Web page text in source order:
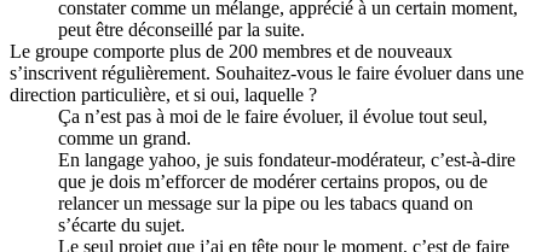
constater comme un mélange, apprécié à un certain moment,
peut être déconseillé par la suite.
Le groupe comporte plus de 200 membres et de nouveaux
s’inscrivent régulièrement. Souhaitez-vous le faire évoluer dans une
direction particulière, et si oui, laquelle ?
Ça n’est pas à moi de le faire évoluer, il évolue tout seul,
comme un grand.
En langage yahoo, je suis fondateur-modérateur, c’est-à-dire
que je dois m’efforcer de modérer certains propos, ou de
relancer un message sur la pipe ou les tabacs quand on
s’écarte du sujet.
Le seul projet que j’ai en tête pour le moment, c’est de faire